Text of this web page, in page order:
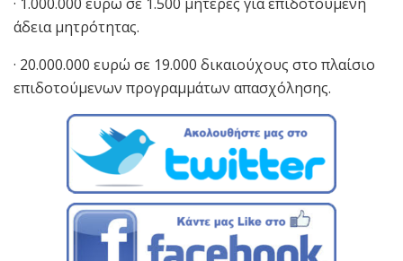
· 1.000.000 ευρώ σε 1.500 μητέρες για επιδοτούμενη
άδεια μητρότητας.
· 20.000.000 ευρώ σε 19.000 δικαιούχους στο πλαίσιο
επιδοτούμενων προγραμμάτων απασχόλησης.